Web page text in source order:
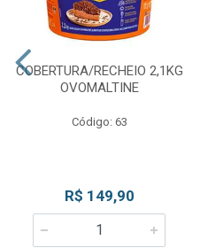
COBERTURA/RECHEIO 2,1KG
OVOMALTINE
Código: 63
R$ 149,90